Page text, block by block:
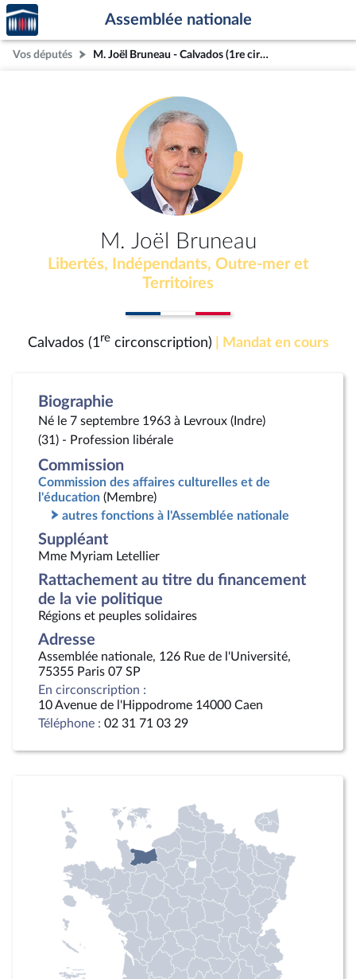
Aller au contenu
Aller en bas de la page
Accèder
à la
page
d'accueil
Assemblée nationale
Vos députés M. Joël Bruneau - Calvados (1re circonscription)
M. Joël Bruneau
Libertés, Indépendants, Outre-mer et
Territoires
Calvados (1recirconscription) | Mandat en cours
Biographie
Né le 7 septembre 1963 à Levroux (Indre)
(31) - Profession libérale
Commission
Commission des affaires culturelles et de
l'éducation (Membre)
autres fonctions à l'Assemblée nationale
Suppléant
Mme Myriam Letellier
Rattachement au titre du financement
de la vie politique
Régions et peuples solidaires
Adresse
Assemblée nationale, 126 Rue de l'Université,
75355 Paris 07 SP
En circonscription :
10 Avenue de l'Hippodrome 14000 Caen
Téléphone : 02 31 71 03 29